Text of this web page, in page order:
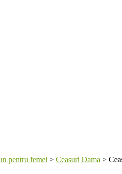
pentru femei > Ceasuri Dama >